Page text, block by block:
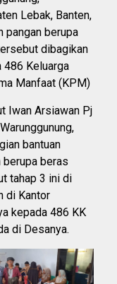
Lebak, Banten,
pangan berupa
dibagikan
486 Keluarga
Manfaat (KPM)
Iwan Arsiawan Pj
bantuan
berupa beras
tahap 3 ini di
di Kantor
kepada 486 KK
di Desanya.